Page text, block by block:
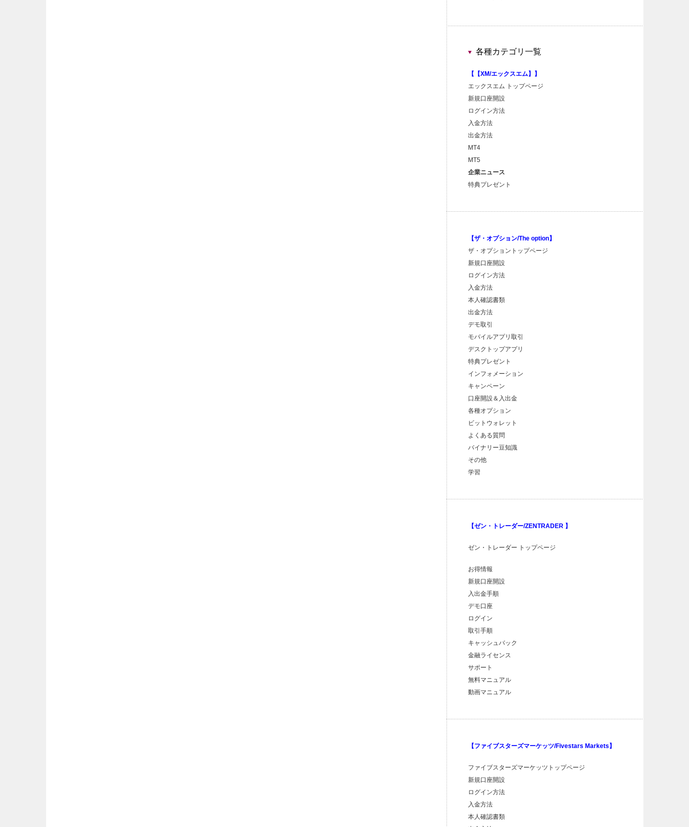
各種カテゴリ一覧
【【XM/エックスエム】】
エックスエム トップページ
新規口座開設
ログイン方法
入金方法
出金方法
MT4
MT5
企業ニュース
特典プレゼント
【ザ・オプション/The option】
ザ・オプショントップページ
新規口座開設
ログイン方法
入金方法
本人確認書類
出金方法
デモ取引
モバイルアプリ取引
デスクトップアプリ
特典プレゼント
インフォメーション
キャンペーン
口座開設＆入出金
各種オプション
ビットウォレット
よくある質問
バイナリー豆知識
その他
学習
【ゼン・トレーダー/ZENTRADER 】
ゼン・トレーダー トップページ
お得情報
新規口座開設
入出金手順
デモ口座
ログイン
取引手順
キャッシュバック
金融ライセンス
サポート
無料マニュアル
動画マニュアル
【ファイブスターズマーケッツ/Fivestars Markets】
ファイブスターズマーケッツトップページ
新規口座開設
ログイン方法
入金方法
本人確認書類